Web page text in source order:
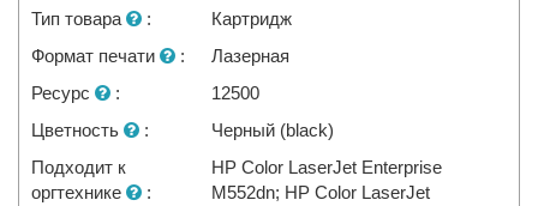
Тип товара :
Картридж
Формат печати
:
Лазерная
Ресурс
:
12500
Цветность
:
Черный (black)
Подходит к
оргтехнике
:
HP Color LaserJet Enterprise
M552dn; HP Color LaserJet